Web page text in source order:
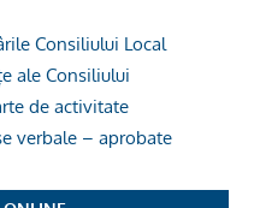
Consiliului Local
ale Consiliului
de activitate
verbale – aprobate